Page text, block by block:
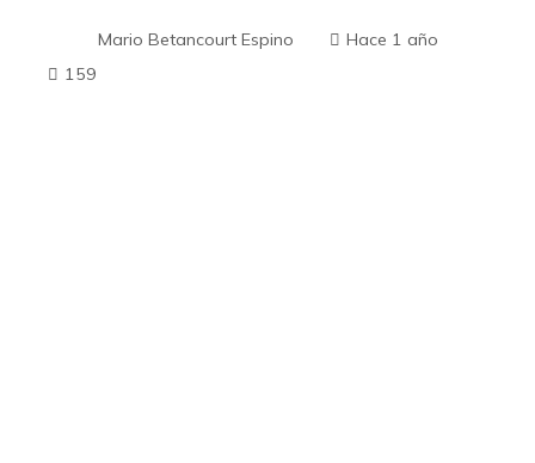
Mario Betancourt Espino
Hace 1 año
159